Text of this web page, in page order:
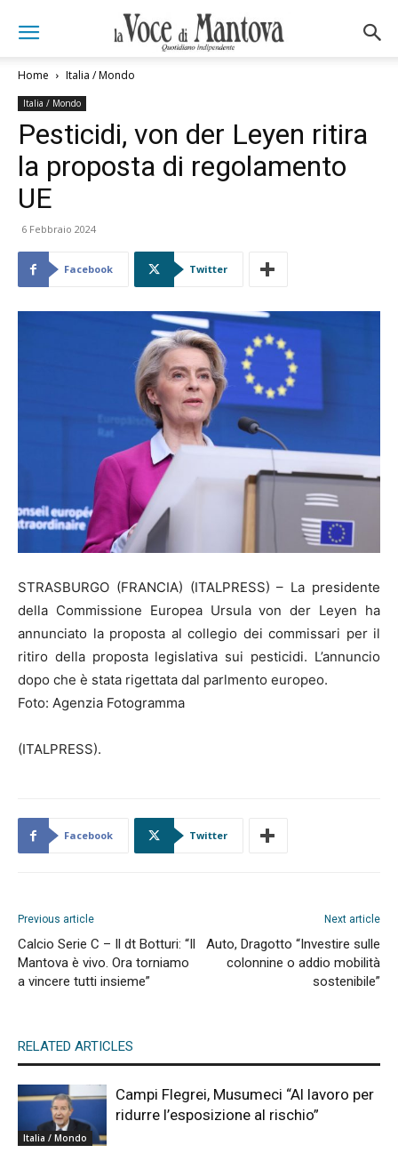
Home Italia / Mondo
Italia / Mondo
Pesticidi, von der Leyen ritira
la proposta di regolamento
UE
6 Febbraio 2024
Facebook Twitter
STRASBURGO (FRANCIA) (ITALPRESS) – La presidente
della Commissione Europea Ursula von der Leyen ha
annunciato la proposta al collegio dei commissari per il
ritiro della proposta legislativa sui pesticidi. L’annuncio
dopo che è stata rigettata dal parlmento europeo.
Foto: Agenzia Fotogramma
(ITALPRESS).
Facebook Twitter
Previous article
Calcio Serie C – Il dt Botturi: “Il
Mantova è vivo. Ora torniamo
a vincere tutti insieme”
Next article
Auto, Dragotto “Investire sulle
colonnine o addio mobilità
sostenibile”
RELATED ARTICLES
Italia / Mondo
Campi Flegrei, Musumeci “Al lavoro per
ridurre l’esposizione al rischio”